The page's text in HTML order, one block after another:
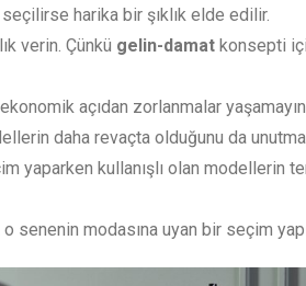
harika bir şıklık elde edilir.
verin. Çünkü gelin-damat konsepti
açıdan zorlanmalar yaşamayın.
daha revaçta olduğunu da
yaparken kullanışlı olan modellerin
modasına uyan bir seçim